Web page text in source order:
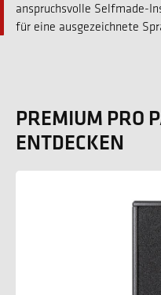
anspruchsvolle Selfmade-
für eine ausgezeichnete
PREMIUM PRO
ENTDECKEN